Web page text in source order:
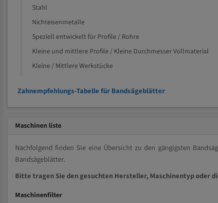
Stahl
Nichteisenmetalle
Speziell entwickelt für Profile / Rohre
Kleine und mittlere Profile / Kleine Durchmesser Vollmaterial
Kleine / Mittlere Werkstücke
Zahnempfehlungs-Tabelle für Bandsägeblätter
Maschinen liste
Nachfolgend finden Sie eine Übersicht zu den gängigsten
Bandsägeblätter.
Bitte tragen Sie den gesuchten Hersteller, Maschinentyp oder
Maschinenfilter